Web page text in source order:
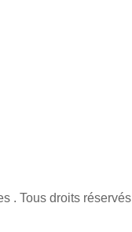
. Tous droits réservés